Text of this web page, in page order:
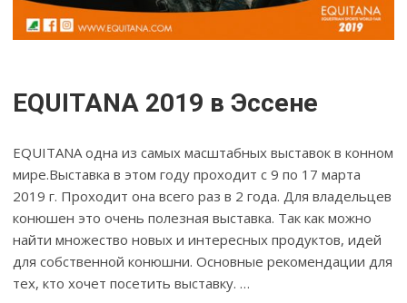
EQUITANA 2019 в Эссене
EQUITANA одна из самых масштабных выставок в конном
мире.Выставка в этом году проходит с 9 по 17 марта
2019 г. Проходит она всего раз в 2 года. Для владельцев
конюшен это очень полезная выставка. Так как можно
найти множество новых и интересных продуктов, идей
для собственной конюшни. Основные рекомендации для
тех, кто хочет посетить выставку. …